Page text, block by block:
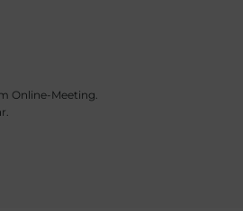
Online-Meeting.